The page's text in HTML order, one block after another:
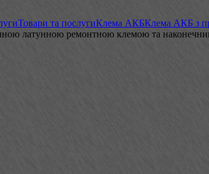
Товари та послугиКлема АКБКлема АКБ з
латунною ремонтною клемою та